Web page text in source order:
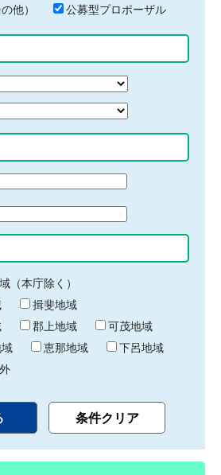
他）
公募型プロポーザル
（本庁除く）
揖斐地域
郡上地域
可茂地域
恵那地域
下呂地域